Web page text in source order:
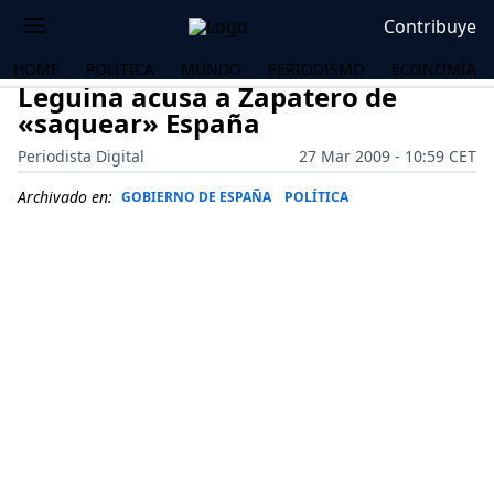
Contribuye
HOME POLÍTICA MUNDO PERIODISMO ECONOMÍA
Leguina acusa a Zapatero de
«saquear» España
Periodista Digital
27 Mar 2009 - 10:59 CET
Archivado en: GOBIERNO DE ESPAÑA POLÍTICA